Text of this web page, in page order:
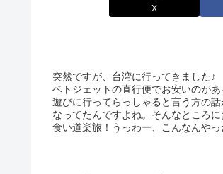
X
突然ですが、台湾に行ってきました♪
ベトジェットの直行便でお安いのが
遊びに行ってらっしゃると言う方の
なってたんですよね。そんなところ
食い道楽旅！うっわー、こんなんやっ